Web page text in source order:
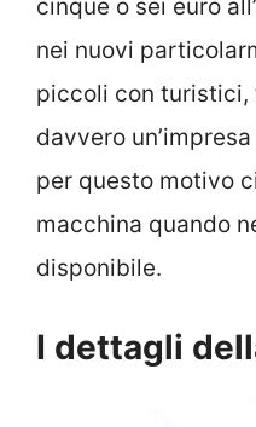
cinque o sei euro
nei nuovi
piccoli con turistici,
davvero
per questo motivo
macchina quando
disponibile.
I dettagli